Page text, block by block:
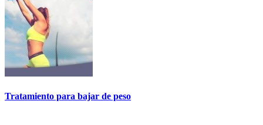
Tratamiento para bajar de peso